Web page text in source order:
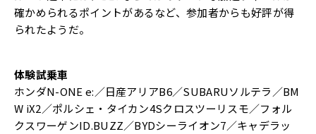
確かめられるポイントがあるなど、参加者からも好評が得
られたようだ。
体験試乗車
ホンダN-ONE e:／日産アリアB6／SUBARUソルテラ／BM
W iX2／ポルシェ・タイカン4Sクロスツーリスモ／フォル
クスワーゲンID.BUZZ／BYDシーライオン7／キャデラッ